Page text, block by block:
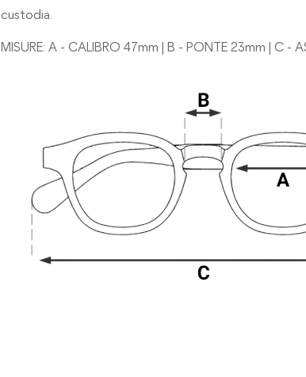
custodia.
MISURE: A - CALIBRO 47mm | B - PONTE 23mm | C -